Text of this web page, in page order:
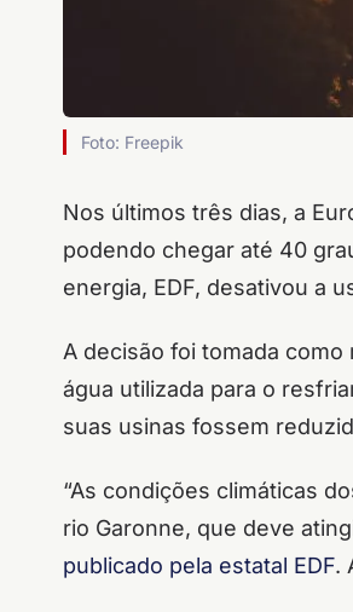
Foto: Freepik
Nos últimos três dias, a
podendo chegar até 40
energia, EDF, desativou a
A decisão foi tomada
água utilizada para o
suas usinas fossem
“As condições climáticas
rio Garonne, que deve
publicado pela estatal EDF.